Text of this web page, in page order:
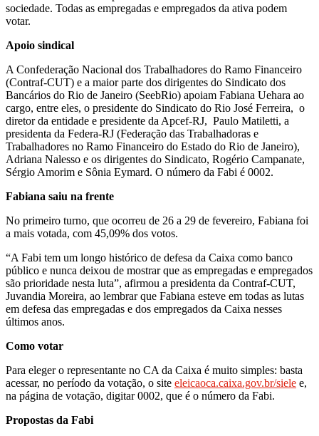
sociedade. Todas as empregadas e empregados da ativa podem
votar.
Apoio sindical
A Confederação Nacional dos Trabalhadores do Ramo Financeiro
(Contraf-CUT) e a maior parte dos dirigentes do Sindicato dos
Bancários do Rio de Janeiro (SeebRio) apoiam Fabiana Uehara ao
cargo, entre eles, o presidente do Sindicato do Rio José Ferreira, o
diretor da entidade e presidente da Apcef-RJ, Paulo Matiletti, a
presidenta da Federa-RJ (Federação das Trabalhadoras e
Trabalhadores no Ramo Financeiro do Estado do Rio de Janeiro),
Adriana Nalesso e os dirigentes do Sindicato, Rogério Campanate,
Sérgio Amorim e Sônia Eymard. O número da Fabi é 0002.
Fabiana saiu na frente
No primeiro turno, que ocorreu de 26 a 29 de fevereiro, Fabiana foi
a mais votada, com 45,09% dos votos.
“A Fabi tem um longo histórico de defesa da Caixa como banco
público e nunca deixou de mostrar que as empregadas e empregados
são prioridade nesta luta”, afirmou a presidenta da Contraf-CUT,
Juvandia Moreira, ao lembrar que Fabiana esteve em todas as lutas
em defesa das empregadas e dos empregados da Caixa nesses
últimos anos.
Como votar
Para eleger o representante no CA da Caixa é muito simples: basta
acessar, no período da votação, o site eleicaoca.caixa.gov.br/siele e,
na página de votação, digitar 0002, que é o número da Fabi.
Propostas da Fabi